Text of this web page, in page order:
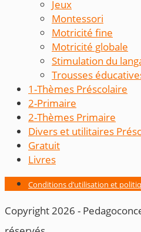
Jeux
Montessori
Motricité fine
Motricité globale
Stimulation du
Trousses
1-Thèmes Préscolaire
2-Primaire
2-Thèmes Primaire
Divers et utilitaires
Gratuit
Livres
Conditions d’utilisation et
Copyright 2026 -